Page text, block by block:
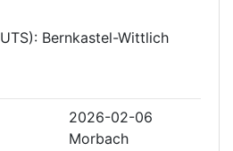
Bernkastel-Wittlich
2026-02-06
Morbach